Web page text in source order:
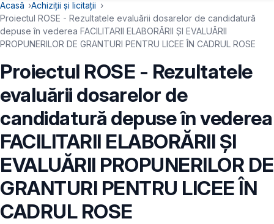
Navigație principală
Cale de navigare
Acasă
Achiziții și licitații
Proiectul ROSE - Rezultatele evaluării dosarelor de candidatură
depuse în vederea FACILITARII ELABORĂRII ȘI EVALUĂRII
PROPUNERILOR DE GRANTURI PENTRU LICEE ÎN CADRUL ROSE
Proiectul ROSE - Rezultatele
evaluării dosarelor de
candidatură depuse în vederea
FACILITARII ELABORĂRII ȘI
EVALUĂRII PROPUNERILOR DE
GRANTURI PENTRU LICEE ÎN
CADRUL ROSE